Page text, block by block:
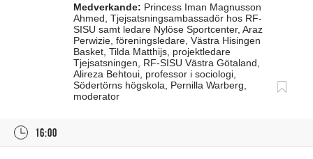
Medverkande: Princess Iman Magnusson
Ahmed, Tjejsatsningsambassadör hos RF-
SISU samt ledare Nylöse Sportcenter, Araz
Perwizie, föreningsledare, Västra Hisingen
Basket, Tilda Matthijs, projektledare
Tjejsatsningen, RF-SISU Västra Götaland,
Alireza Behtoui, professor i sociologi,
Södertörns högskola, Pernilla Warberg,
moderator
16:00